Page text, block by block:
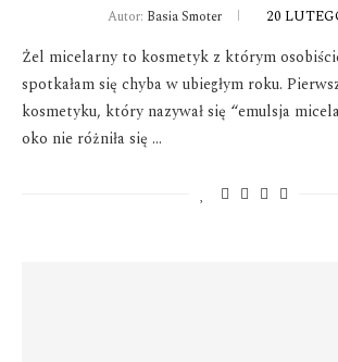
Autor: Basia Smoter 20
Żel micelarny to kosmetyk z którym
spotkałam się chyba w ubiegłym roku.
kosmetyku, który nazywał się “emulsja
oko nie różniła się …